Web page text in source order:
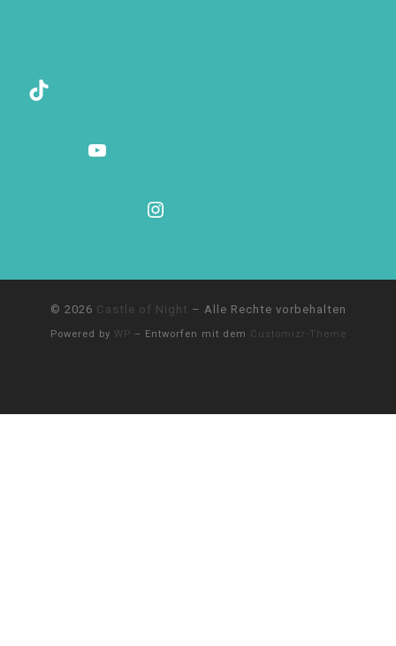
TikTok
YouTube
Instagram
© 2026 Castle of Night – Alle Rechte vorbehalten
Powered by WP – Entworfen mit dem Customizr-Theme